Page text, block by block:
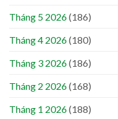
Tháng 5 2026(186)
Tháng 4 2026(180)
Tháng 3 2026(186)
Tháng 2 2026(168)
Tháng 1 2026(188)